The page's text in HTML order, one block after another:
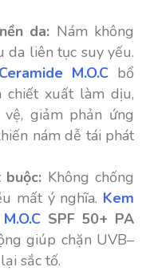
da: Nám không
da liên tục suy yếu.
M.O.C bổ
xuất làm dịu,
giảm phản ứng
nám dễ tái phát
Không chống
mất ý nghĩa. Kem
SPF 50+ PA
giúp chặn UVB–
sắc tố.